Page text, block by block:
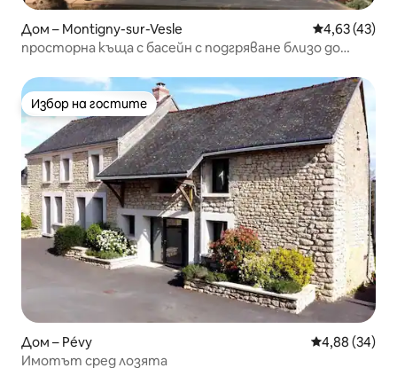
Дом – Montigny-sur-Vesle Средна
4,63 (43)
просторна къща с басейн с подгряване близо до
Избор на гостите
Избор на гостите
Дом – Pévy Средна
4,88 (34)
Имотът сред лозята